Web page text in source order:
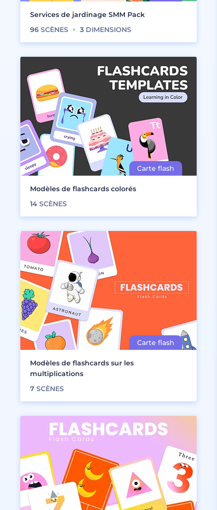
Services de jardinage SMM Pack
96 SCÈNES 3 DIMENSIONS
Modèles de flashcards colorés
14 SCÈNES
Modèles de flashcards sur les
multiplications
7 SCÈNES